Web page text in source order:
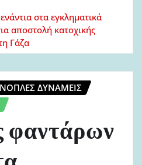
στα εγκληματικά
αποστολή κατοχικής
Γάζα
ΔΥΝΆΜΕΙΣ
φαντάρων